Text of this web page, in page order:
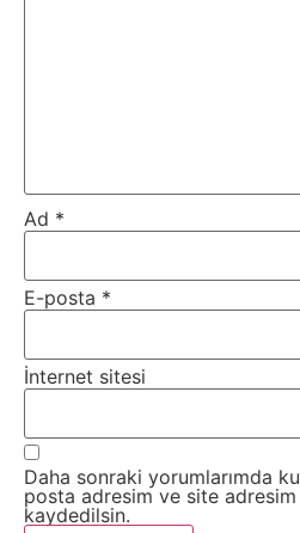
Ad *
E-posta *
İnternet sitesi
Daha sonraki yorumlarımda
posta adresim ve site adresim
kaydedilsin.